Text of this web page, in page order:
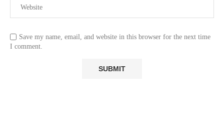
Save my name, email, and website in this browser for the next time
I comment.